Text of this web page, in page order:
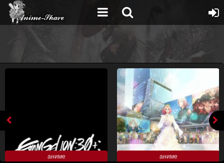
аниме аниме